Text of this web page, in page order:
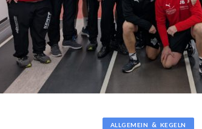
ALLGEMEIN & KEGELN